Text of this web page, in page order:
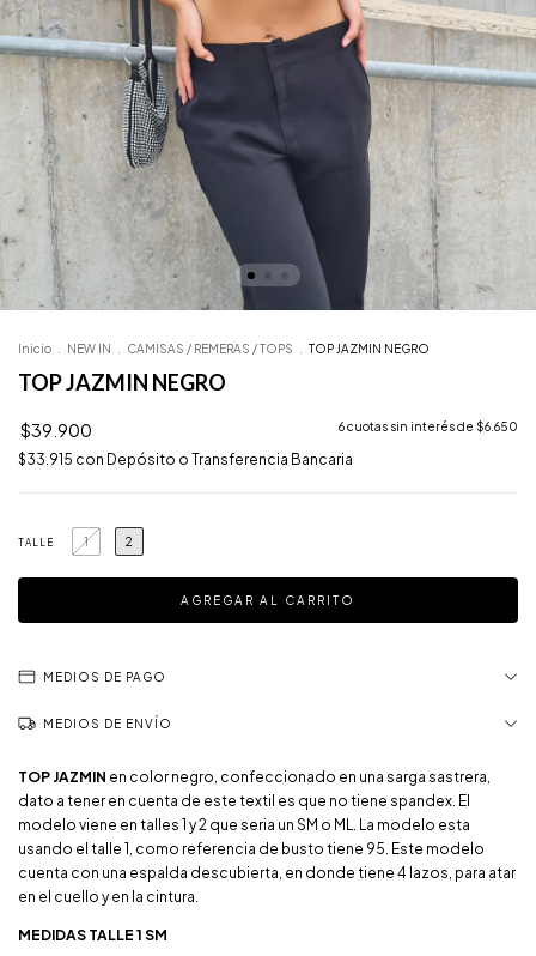
Inicio NEW IN CAMISAS / REMERAS / TOPS TOP JAZMIN NEGRO
TOP JAZMIN NEGRO
$39.900 6cuotas sin interés de $6.650
$33.915 con Depósito o Transferencia Bancaria
TALLE 1 2
MEDIOS DE PAGO
MEDIOS DE ENVÍO
TOP JAZMIN en color negro, confeccionado en una sarga sastrera,
dato a tener en cuenta de este textil es que no tiene spandex. El
modelo viene en talles 1 y 2 que seria un SM o ML. La modelo esta
usando el talle 1, como referencia de busto tiene 95. Este modelo
cuenta con una espalda descubierta, en donde tiene 4 lazos, para atar
en el cuello y en la cintura.
MEDIDAS TALLE 1 SM